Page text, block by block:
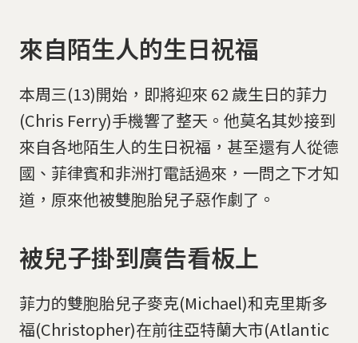
來自陌生人的生日祝福
本周三(13)開始，即將迎來 62 歲生日的菲力
(Chris Ferry)手機響了整天。他莫名其妙接到
來自各地陌生人的生日祝福，甚至還有人從德
國、菲律賓和非洲打電話過來，一問之下才知
道，原來他被雙胞胎兒子惡作劇了。
被兒子掛到廣告看板上
菲力的雙胞胎兒子麥克(Michael)和克里斯多
福(Christopher)在前往亞特蘭大市(Atlantic